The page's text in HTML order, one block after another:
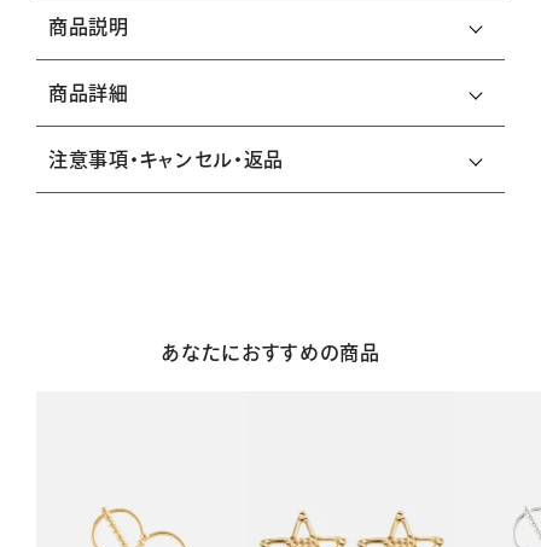
商品説明
商品詳細
注意事項・キャンセル・返品
あなたにおすすめの商品